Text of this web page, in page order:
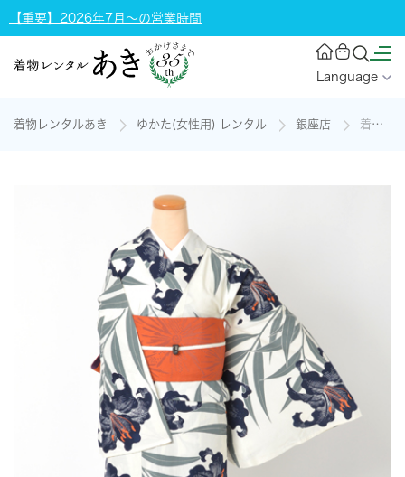
【重要】2026年7月～の営業時間
Language
着物レンタルあき ゆかた(女性用) レンタル 銀座店 着物風浴衣(白地)の着物レンタル